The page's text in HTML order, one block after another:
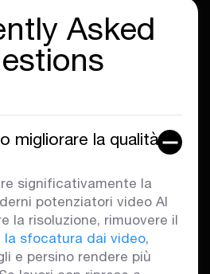
Asked
migliorare la qualità
significativamente la
potenziatori video AI
la risoluzione, rimuovere il
la sfocatura dai video,
e persino rendere più